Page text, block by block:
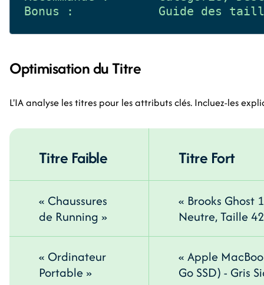
Optimisation du Titre
L'IA analyse les titres pour les attributs clés. Incluez-les
Titre Faible Titre Fort
« Chaussures
de Running »
« Brooks Ghost
Neutre, Taille
« Ordinateur
Portable »
« Apple
Go SSD) - Gris